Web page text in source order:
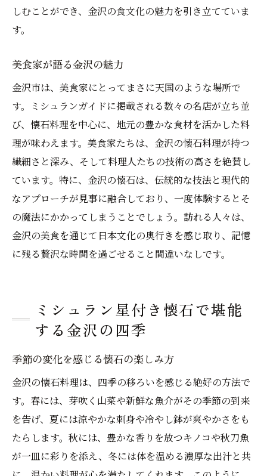
しむことができ、金沢の食文化の魅力を引き立てていま
す。
美食家が語る金沢の魅力
金沢市は、美食家にとってまさに天国のような場所で
す。ミシュランガイドに掲載される数々の名店が立ち並
び、懐石料理を中心に、地元の豊かな食材を活かした料
理が味わえます。美食家たちは、金沢の懐石料理が持つ
繊細さと深み、そして料理人たちの技術の高さを絶賛し
ています。特に、金沢の懐石は、伝統的な技法と現代的
なアプローチが見事に融合しており、一度体験するとそ
の魔法にかかってしまうことでしょう。訪れる人々は、
金沢の美食を通じて日本文化の奥行きを感じ取り、記憶
に残る贅沢な時間を過ごせること間違いなしです。
ミシュラン星付き懐石で堪能
する金沢の四季
季節の変化を感じる懐石の楽しみ方
金沢の懐石料理は、四季の移ろいを感じる絶好の方法で
す。春には、芽吹く山菜や新鮮な魚介がその季節の到来
を告げ、夏には涼やかな刺身や冷やし鉢が爽やかさをも
たらします。秋には、豊かな香りを放つキノコや秋刀魚
が一皿に彩りを添え、冬には体を温める濃厚な出汁と共